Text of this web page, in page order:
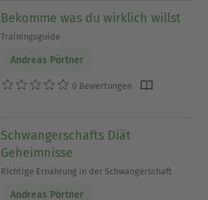
Bekomme was du wirklich willst
Trainingsguide
Andreas Pörtner
0 Bewertungen
Schwangerschafts Diät
Geheimnisse
Richtige Ernährung in der Schwangerschaft
Andreas Pörtner